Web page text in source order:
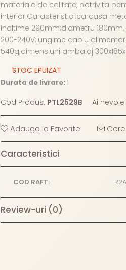
materiale de calitate, potrivita
interior.Caracteristici:carcasa
inaltime 290mm;diametru
200-240V;lungime cablu
540g;dimensiuni ambalaj
STOC EPUIZAT
Durata de livrare: 1
Cod Produs: PTL2529B Ai
Adauga la Favorite Cere
Caracteristici
COD RAFT:
Review-uri (0)